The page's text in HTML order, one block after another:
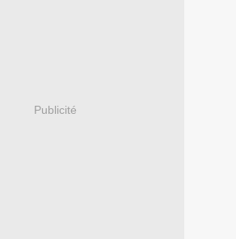
Publicité